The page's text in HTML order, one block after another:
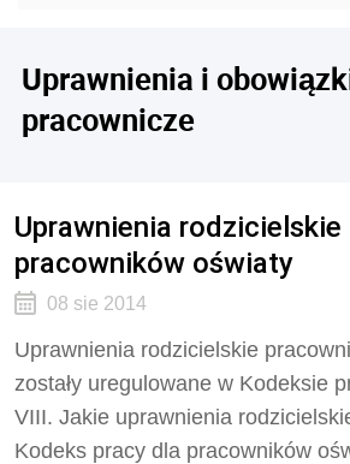
Uprawnienia i
pracownicze
Uprawnienia rodzicielskie
pracowników oświaty
08 sie 2014
Uprawnienia rodzicielskie
zostały uregulowane w Kodeksie
VIII. Jakie uprawnienia
Kodeks pracy dla pracowników